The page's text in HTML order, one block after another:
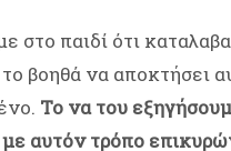
στο παιδί ότι
βοηθά να αποκτήσει
Το να του
με αυτόν τρόπο